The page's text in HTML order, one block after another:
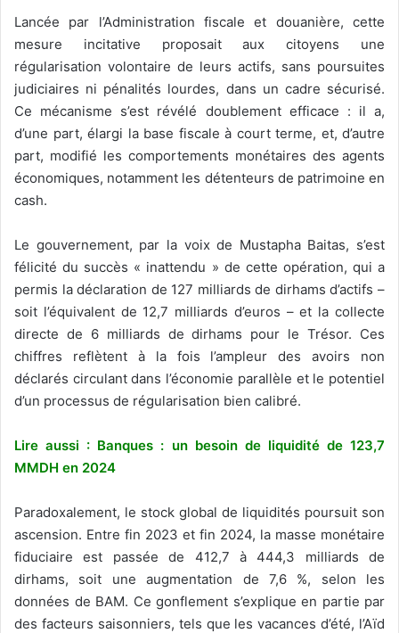
Lancée par l’Administration fiscale et douanière, cette
mesure incitative proposait aux citoyens une
régularisation volontaire de leurs actifs, sans poursuites
judiciaires ni pénalités lourdes, dans un cadre sécurisé.
Ce mécanisme s’est révélé doublement efficace : il a,
d’une part, élargi la base fiscale à court terme, et, d’autre
part, modifié les comportements monétaires des agents
économiques, notamment les détenteurs de patrimoine en
cash.
Le gouvernement, par la voix de Mustapha Baitas, s’est
félicité du succès « inattendu » de cette opération, qui a
permis la déclaration de 127 milliards de dirhams d’actifs –
soit l’équivalent de 12,7 milliards d’euros – et la collecte
directe de 6 milliards de dirhams pour le Trésor. Ces
chiffres reflètent à la fois l’ampleur des avoirs non
déclarés circulant dans l’économie parallèle et le potentiel
d’un processus de régularisation bien calibré.
Lire aussi : Banques : un besoin de liquidité de 123,7
MMDH en 2024
Paradoxalement, le stock global de liquidités poursuit son
ascension. Entre fin 2023 et fin 2024, la masse monétaire
fiduciaire est passée de 412,7 à 444,3 milliards de
dirhams, soit une augmentation de 7,6 %, selon les
données de BAM. Ce gonflement s’explique en partie par
des facteurs saisonniers, tels que les vacances d’été, l’Aïd